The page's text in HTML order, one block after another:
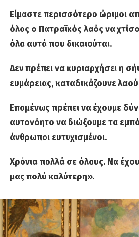
Είμαστε περισσότερο ώριμοι
όλος ο Πατραϊκός λαός να
όλα αυτά που δικαιούται.
Δεν πρέπει να κυριαρχήσει η
ευμάρειας, καταδικάζουνε
Επομένως πρέπει να έχουμε
αυτονόητο να διώξουμε τα
άνθρωποι ευτυχισμένοι.
Χρόνια πολλά σε όλους. Να
μας πολύ καλύτερη».